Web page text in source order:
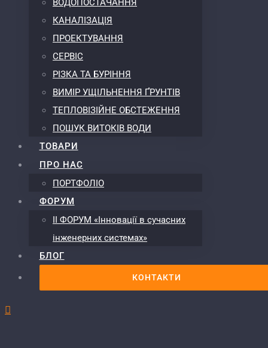
ВОДОПОСТАЧАННЯ
КАНАЛІЗАЦІЯ
ПРОЕКТУВАННЯ
СЕРВІС
РІЗКА ТА БУРІННЯ
ВИМІР УЩІЛЬНЕННЯ ҐРУНТІВ
ТЕПЛОВІЗІЙНЕ ОБСТЕЖЕННЯ
ПОШУК ВИТОКІВ ВОДИ
ТОВАРИ
ПРО НАС
ПОРТФОЛІО
ФОРУМ
ІІ ФОРУМ «Інновації в сучасних
інженерних системах»
БЛОГ
КОНТАКТИ